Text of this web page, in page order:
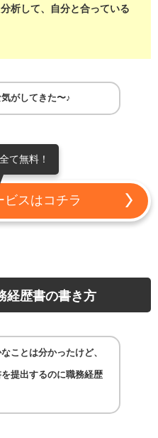
析して、自分と合っている
がしてきた〜♪
て無料！
ビスはコチラ
経歴書の書き方
ことは分かったけど、
提出するのに職務経歴